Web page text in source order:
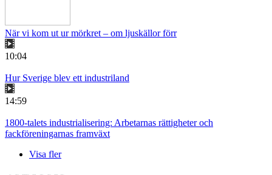
När vi kom ut ur mörkret – om ljuskällor förr
10:04
Hur Sverige blev ett industriland
14:59
1800-talets industrialisering: Arbetarnas rättigheter och
fackföreningarnas framväxt
Visa fler